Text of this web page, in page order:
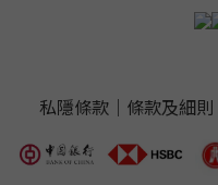
私隱條款｜ 條款及細則